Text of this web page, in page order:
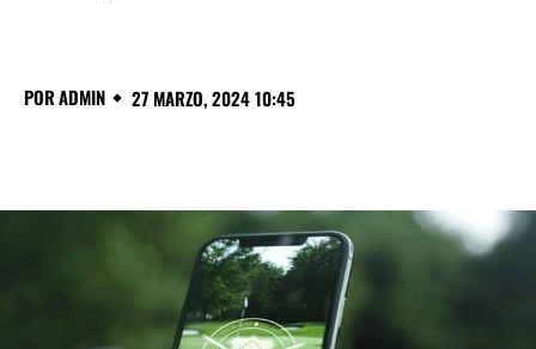
PORADMIN 27 MARZO, 2024 10:45